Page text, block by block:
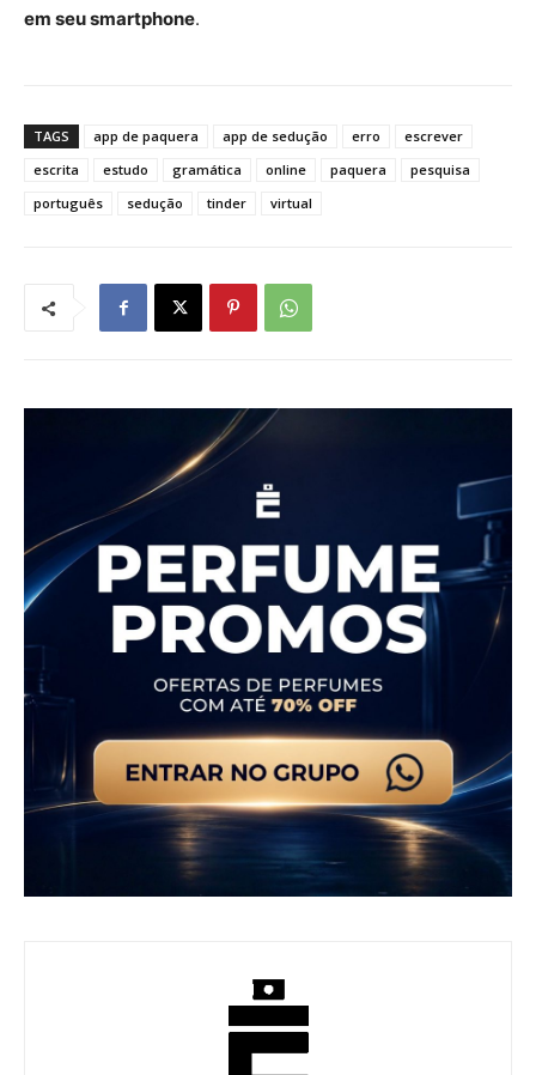
em seu smartphone.
TAGS app de paquera app de sedução erro
escrever
escrita
estudo gramática online paquera
pesquisa
português
sedução tinder virtual